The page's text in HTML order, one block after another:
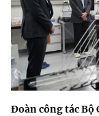
Đoàn công tác Bộ